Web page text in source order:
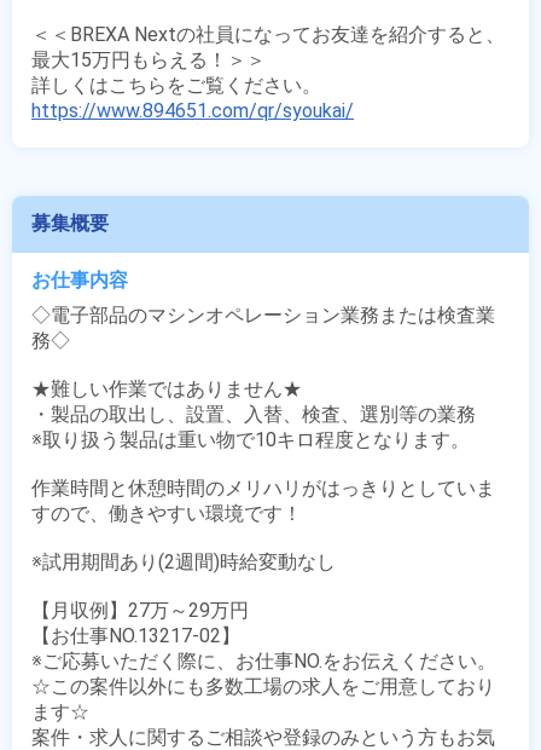
＜＜BREXA Nextの社員になってお友達を紹介すると、
最大15万円もらえる！＞＞
https://www.894651.com/qr/syoukai/
募集概要
お仕事内容
◇電子部品のマシンオペレーション業務または検査業
務◇
★難しい作業ではありません★
・製品の取出し、設置、入替、検査、選別等の業務
※取り扱う製品は重い物で10キロ程度となります。
作業時間と休憩時間のメリハリがはっきりとしていま
すので、働きやすい環境です！
※試用期間あり(2週間)時給変動なし
【月収例】27万～29万円
【お仕事NO.13217-02】
※ご応募いただく際に、お仕事NO.をお伝えください。
☆この案件以外にも多数工場の求人をご用意しており
ます☆
案件・求人に関するご相談や登録のみという方もお気